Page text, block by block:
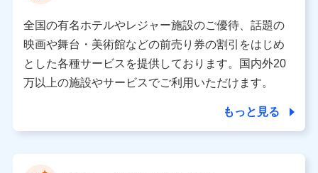
所・代表者名】
当該個人データを取り扱う各共同利用者（詳細は次のとお
り）
東京都千代田区永田町2丁目11番1号 山王パークタワー
株式会社NTTドコモ 代表取締役社長 前田 義晃
東京都中央区日本橋人形町2-14-10 アーバンネット日本橋
ビル 3F
全国の有名ホテルやレジャー施設のご優待、話題の
映画や舞台・美術館などの前売り券の割引をはじめ
とした各種サービスを提供しております。国内外20
万以上の施設やサービスでご利用いただけます。
もっと見る